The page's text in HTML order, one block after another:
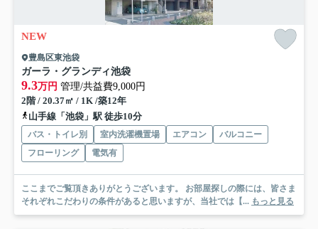
NEW
豊島区東池袋
ガーラ・グランディ池袋
9.3万円 管理/共益費9,000円
2階 / 20.37㎡ / 1K /築12年
山手線「池袋」駅 徒歩10分
バス・トイレ別 室内洗濯機置場 エアコン
バルコニー
フローリング
電気有
ここまでご覧頂きありがとうございます。 お部屋探しの際には、皆さま
それぞれこだわりの条件があると思いますが、当社では【... もっと見る